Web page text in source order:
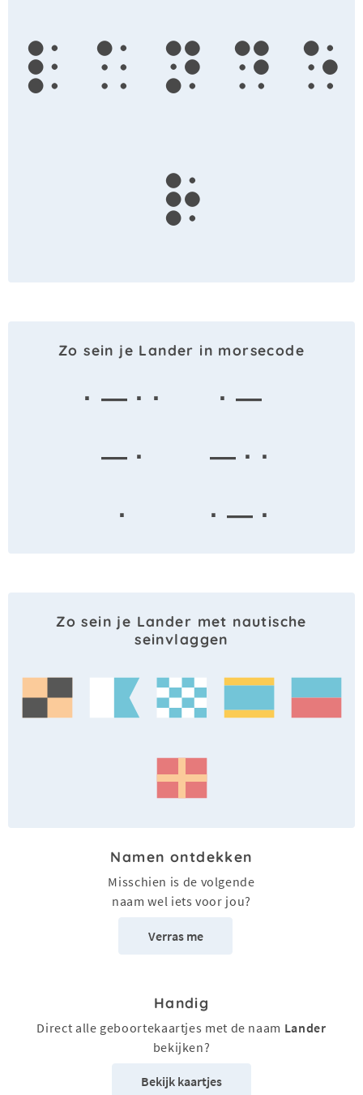
l a n d e
r
Zo sein je Lander in morsecode
· — · ·
· —
— ·
— · ·
·
· — ·
Zo sein je Lander met nautische
seinvlaggen
Namen ontdekken
Misschien is de volgende
naam wel iets voor jou?
Verras me
Handig
Direct alle geboortekaartjes met de naam Lander
bekijken?
Bekijk kaartjes